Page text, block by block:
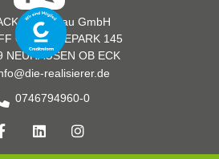
Messebau GmbH
GEWERBEPARK 145
NEUHAUSEN OB ECK
realisierer.de
0746794960-0